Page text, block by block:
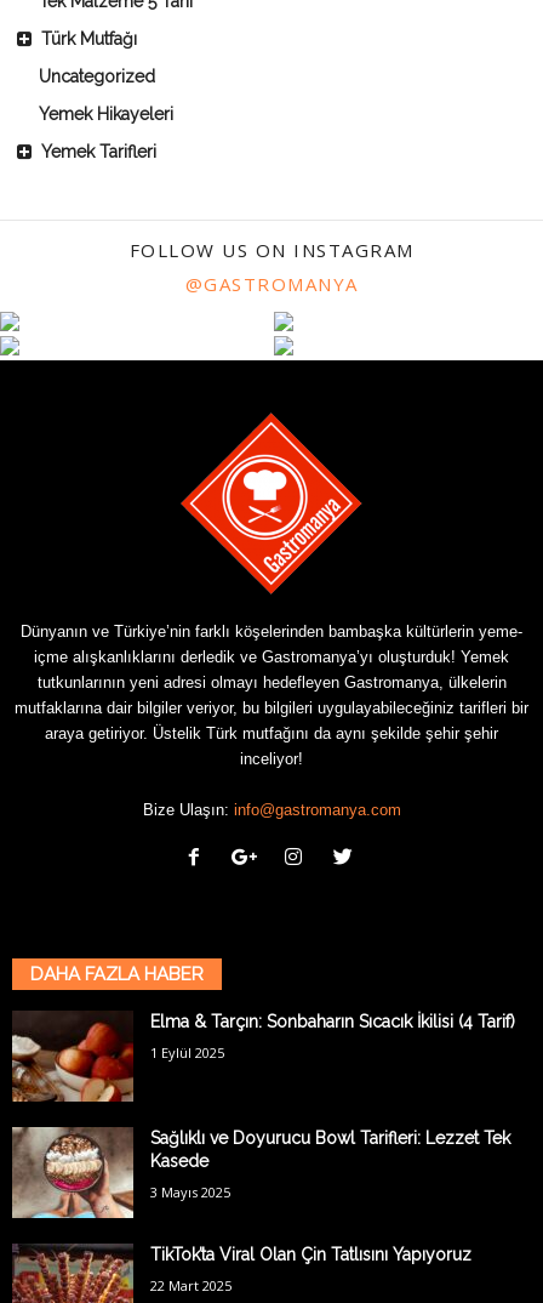
Türk Mutfağı
Uncategorized
Yemek Hikayeleri
Yemek Tarifleri
FOLLOW US ON INSTAGRAM
@GASTROMANYA
Dünyanın ve Türkiye’nin farklı köşelerinden bambaşka kültürlerin yeme-
içme alışkanlıklarını derledik ve Gastromanya’yı oluşturduk! Yemek
tutkunlarının yeni adresi olmayı hedefleyen Gastromanya, ülkelerin
mutfaklarına dair bilgiler veriyor, bu bilgileri uygulayabileceğiniz tarifleri bir
araya getiriyor. Üstelik Türk mutfağını da aynı şekilde şehir şehir
inceliyor!
Bize Ulaşın: info@gastromanya.com
DAHA FAZLA HABER
Elma & Tarçın: Sonbaharın Sıcacık İkilisi (4 Tarif)
1 Eylül 2025
Sağlıklı ve Doyurucu Bowl Tarifleri: Lezzet Tek
Kasede
3 Mayıs 2025
TikTok’ta Viral Olan Çin Tatlısını Yapıyoruz
22 Mart 2025